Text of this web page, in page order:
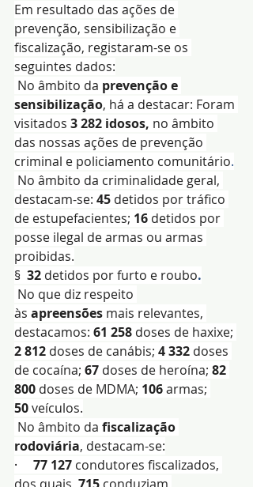
Em resultado das ações de
prevenção, sensibilização e
fiscalização, registaram-se os
seguintes dados:
No âmbito da prevenção e
sensibilização, há a destacar: Foram
visitados 3 282 idosos, no âmbito
das nossas ações de prevenção
criminal e policiamento comunitário.
No âmbito da criminalidade geral,
destacam-se: 45 detidos por tráfico
de estupefacientes; 16 detidos por
posse ilegal de armas ou armas
proibidas.
§ 32 detidos por furto e roubo.
No que diz respeito
às apreensões mais relevantes,
destacamos: 61 258 doses de haxixe;
2 812 doses de canábis; 4 332 doses
de cocaína; 67 doses de heroína; 82
800 doses de MDMA; 106 armas;
50 veículos.
No âmbito da fiscalização
rodoviária, destacam-se:
· 77 127 condutores fiscalizados,